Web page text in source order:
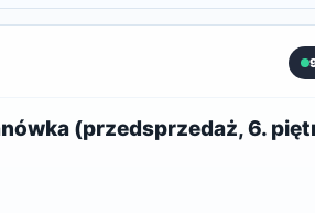
(przedsprzedaż, 6.